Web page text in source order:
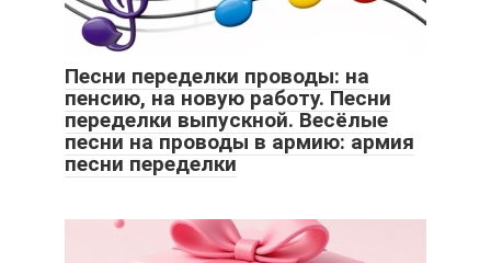
Песни переделки проводы: на
пенсию, на новую работу. Песни
переделки выпускной. Весёлые
песни на проводы в армию: армия
песни переделки